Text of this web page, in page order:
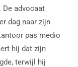
De advocaat
dag naar zijn
pas medio
hij dat zijn
terwijl hij